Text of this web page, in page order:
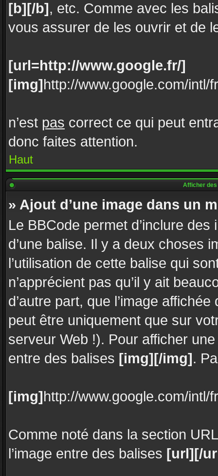
[b][/b], etc. Comme avec les
vous assurer de les ouvrir et de
[url=http://www.google.fr/]
[img]http://www.google.com/intl/
n’est pas correct ce qui peut
donc faites attention.
Haut
Afficher
» Ajout d’une image dans un
Le BBCode permet d’inclure
d’une balise. Il y a deux choses
l’utilisation de cette balise qui
n’apprécient pas qu’il y ait
d’autre part, que l’image
peut être uniquement que sur
serveur Web !). Pour afficher
entre des balises [img][/img].
[img]http://www.google.com/intl/
Comme noté dans la section
l’image entre des balises [url][/